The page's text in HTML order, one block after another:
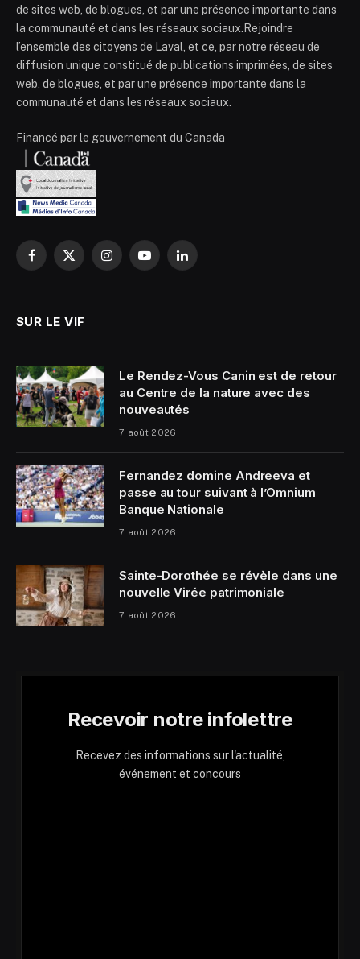
de sites web, de blogues, et par une présence importante dans
la communauté et dans les réseaux sociaux.Rejoindre
l’ensemble des citoyens de Laval, et ce, par notre réseau de
diffusion unique constitué de publications imprimées, de sites
web, de blogues, et par une présence importante dans la
communauté et dans les réseaux sociaux.
Financé par le gouvernement du Canada
Facebook
X
InstagramYouTubeLinkedIn
SUR LE VIF
Le Rendez-Vous Canin est de retour
au Centre de la nature avec des
nouveautés
7 août 2026
Fernandez domine Andreeva et
passe au tour suivant à l’Omnium
Banque Nationale
7 août 2026
Sainte-Dorothée se révèle dans une
nouvelle Virée patrimoniale
7 août 2026
Recevoir notre infolettre
Recevez des informations sur l'actualité,
événement et concours